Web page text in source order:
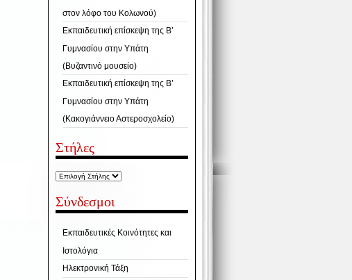
στον λόφο του Κολωνού)
Εκπαιδευτική επίσκεψη της Β’
Γυμνασίου στην Υπάτη
(Βυζαντινό μουσείο)
Εκπαιδευτική επίσκεψη της Β’
Γυμνασίου στην Υπάτη
(Κακογιάννειο Αστεροσχολείο)
Στήλες
Σύνδεσμοι
Εκπαιδευτικές Κοινότητες και
Ιστολόγια
Ηλεκτρονική Τάξη